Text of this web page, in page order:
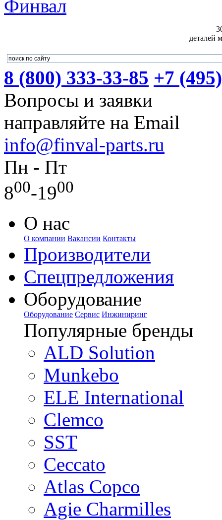
деталей
8 (800) 333-33-85 +7
Вопросы и заявки
направляйте на Email
info@finval-parts.ru
Пн - Пт
800-1900
О нас
О компании Вакансии Контакты
Производители
Спецпредложения
Оборудование
Оборудование Сервис Инжиниринг
Популярные бренды
ALD Solution
Munkebo
ELE International
Clemco
SST
Ceccato
Atlas Copco
Agie Charmilles